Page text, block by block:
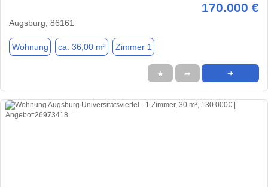
170.000 €
Augsburg, 86161
Wohnung ca. 36,00 m² Zimmer 1
★ ➦ ➜